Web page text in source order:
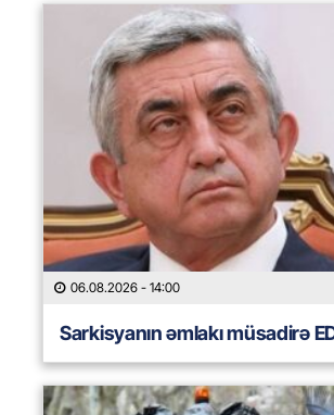
06.08.2026 - 14:00
Sarkisyanın əmlakı müsadirə